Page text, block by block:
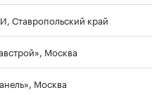
Ставропольский край
Москва
Москва